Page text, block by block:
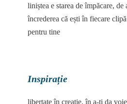
liniștea e starea de împăcare, de
încrederea că ești în fiecare
pentru tine
Inspirație
libertate în creație, în a-ți da